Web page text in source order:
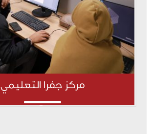
مركز جفرا التعليمي